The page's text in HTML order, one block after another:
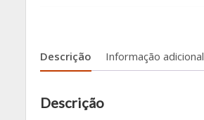
Descrição Informação adicional
Descrição